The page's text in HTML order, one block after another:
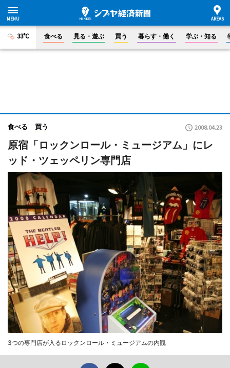
33°C 食べる 見る・遊ぶ 買う 暮らす・働く 学ぶ・知る
食べる 買う 2008.04.23
原宿「ロックンロール・ミュージアム」にレ
ッド・ツェッペリン専門店
3つの専門店が入るロックンロール・ミュージアムの内観